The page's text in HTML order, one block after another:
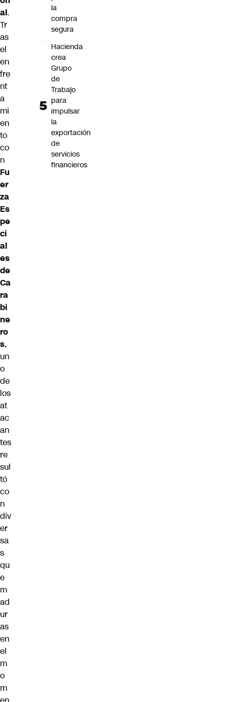
al.
Tr
as
el
en
fre
nt
a
mi
en
to
co
n
Fu
er
za
Es
pe
ci
al
es
de
Ca
ra
bi
ne
ro
s,
un
o
de
los
at
ac
an
tes
re
sul
tó
co
n
div
er
sa
s
qu
e
m
ad
ur
as
en
el
m
o
m
la
compra
segura
Hacienda
crea
Grupo
de
Trabajo
para
impulsar
la
exportación
de
servicios
financieros